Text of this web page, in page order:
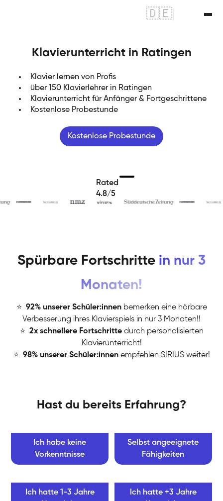
🇩🇪
Klavierunterricht in Ratingen
Klavier lernen von Profis
über 150 Klavierlehrer in Ratingen
Klavierunterricht für Anfänger & Fortgeschrittene
Kostenlose Probestunde
Kostenlose Probestunde
Rated
4.8/5
Spürbare Fortschritte in nur 3
Monaten!
⭐ 92% unserer Schüler:innen bemerken eine hörbare
Verbesserung ihres Klavierspiels in nur 3 Monaten!!
⭐ 2x schnellere Fortschritte durch personalisierten
Klavierunterricht!
⭐ 98% unserer Schüler:innen empfehlen SIRIUS weiter!
Hast du bereits Erfahrung?
Ich habe keine
Vorkenntnisse
Selbst angeeignete
Fähigkeiten
Ich hatte 1-3 Jahre
Ich hatte +3 Jahre